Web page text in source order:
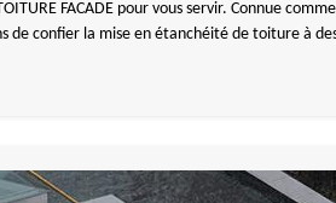
FACADE pour vous servir. Connue
de confier la mise en étanchéité de toiture à